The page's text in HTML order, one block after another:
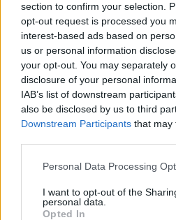
section to confirm your selection.
opt-out request is processed you
interest-based ads based on
us or personal information
your opt-out. You may separately
disclosure of your personal
IAB’s list of downstream
also be disclosed by us to third
Downstream Participants that may
Personal Data Processing
I want to opt-out of the
personal data.
Opted In
14
Ο